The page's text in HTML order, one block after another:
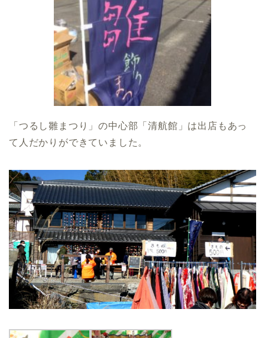
「つるし雛まつり」の中心部「清航館」は出店もあっ
て人だかりができていました。